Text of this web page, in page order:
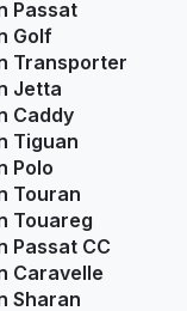
Passat
Golf
Transporter
Jetta
Caddy
Tiguan
Polo
Touran
Touareg
Passat CC
Caravelle
Sharan